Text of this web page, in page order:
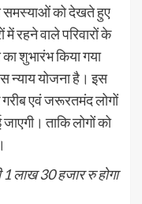
समस्याओं को देखते हुए
में रहने वाले परिवारों के
शुभारंभ किया गया
न्याय योजना है। इस
गरीब एवं जरूरतमंद लोगों
ताकि लोगों को
1 लाख 30 हजार रु होगा